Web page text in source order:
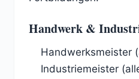
Handwerk &
Handwerksmeister
Industriemeister